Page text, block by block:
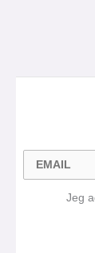
Jeg